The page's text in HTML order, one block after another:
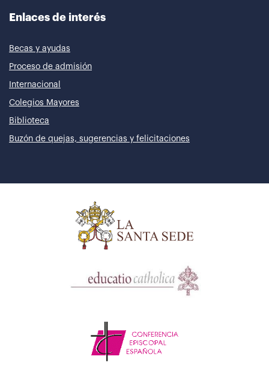
Enlaces de interés
Becas y ayudas
Proceso de admisión
Internacional
Colegios Mayores
Biblioteca
Buzón de quejas, sugerencias y felicitaciones